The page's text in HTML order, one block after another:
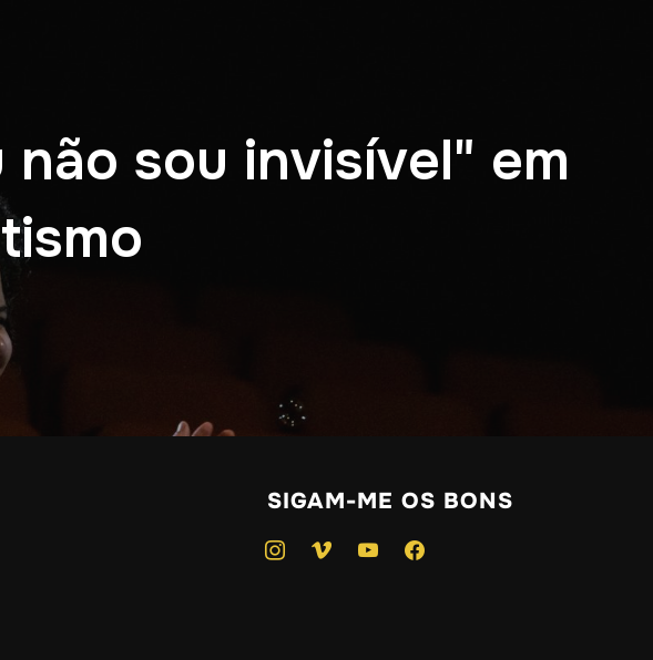
sou invisível" em
SIGAM-ME OS BONS
instagram
vimeo youtubefacebook